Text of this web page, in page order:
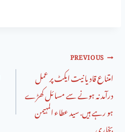
PREVIOUS
امتناع قادیانیت ایکٹ پر عمل
درآمد نہ ہونے سے مسائل کھڑے
ہو رہے ہیں. سید عطاء المہیمن
بخاری